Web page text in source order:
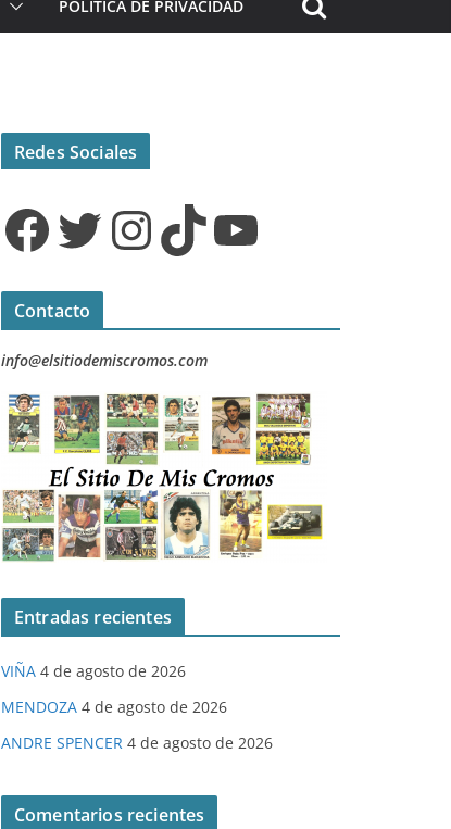
POLÍTICA DE PRIVACIDAD
Redes Sociales
Facebook Twitter InstagramTikTok YouTube
Contacto
info@elsitiodemiscromos.com
Entradas recientes
VIÑA 4 de agosto de 2026
MENDOZA 4 de agosto de 2026
ANDRE SPENCER 4 de agosto de 2026
Comentarios recientes